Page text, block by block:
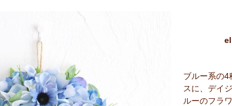
ブルー系の4
スに、デイ
ルーのフラ